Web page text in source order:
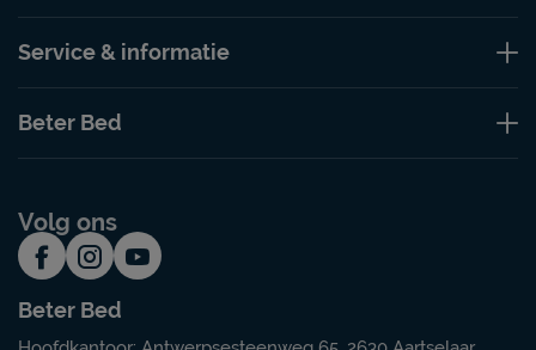
Service & informatie
Beter Bed
Volg ons
Beter Bed